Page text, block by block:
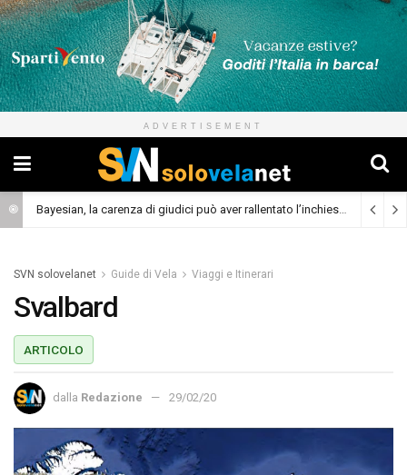
ADVERTISEMENT
Bayesian, la carenza di giudici può aver rallentato l’inchiesta (Cronaca)
SVN solovelanet Guide di Vela Viaggi e Itinerari
Svalbard
ARTICOLO
dalla Redazione 29/02/20